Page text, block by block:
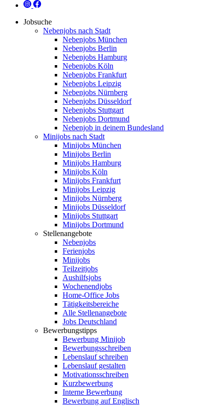
Jobsuche
Nebenjobs nach Stadt
Nebenjobs München
Nebenjobs Berlin
Nebenjobs Hamburg
Nebenjobs Köln
Nebenjobs Frankfurt
Nebenjobs Leipzig
Nebenjobs Nürnberg
Nebenjobs Düsseldorf
Nebenjobs Stuttgart
Nebenjobs Dortmund
Nebenjob in deinem Bundesland
Minijobs nach Stadt
Minijobs München
Minijobs Berlin
Minijobs Hamburg
Minijobs Köln
Minijobs Frankfurt
Minijobs Leipzig
Minijobs Nürnberg
Minijobs Düsseldorf
Minijobs Stuttgart
Minijobs Dortmund
Stellenangebote
Nebenjobs
Ferienjobs
Minijobs
Teilzeitjobs
Aushilfsjobs
Wochenendjobs
Home-Office Jobs
Tätigkeitsbereiche
Alle Stellenangebote
Jobs Deutschland
Bewerbungstipps
Bewerbung Minijob
Bewerbungsschreiben
Lebenslauf schreiben
Lebenslauf gestalten
Motivationsschreiben
Kurzbewerbung
Interne Bewerbung
Bewerbung auf Englisch